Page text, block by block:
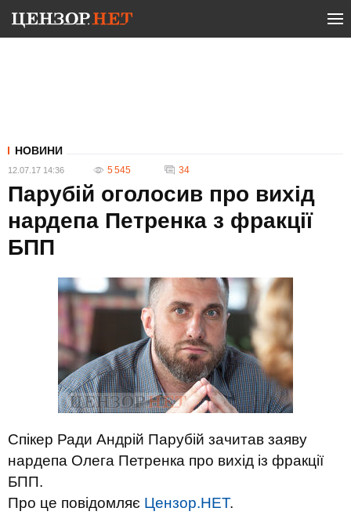
НОВИНИ
12.07.17 14:36 5 545 34
Парубій оголосив про вихід
нардепа Петренка з фракції
БПП
Спікер Ради Андрій Парубій зачитав заяву
нардепа Олега Петренка про вихід із фракції
БПП.
Про це повідомляє Цензор.НЕТ.